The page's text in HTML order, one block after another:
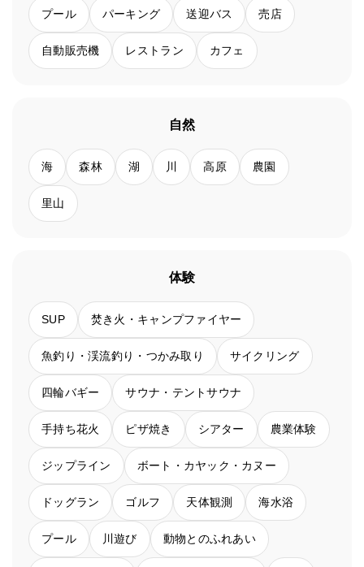
プール パーキング 送迎バス 売店
自動販売機 レストラン カフェ
自然
海 森林 湖 川 高原 農園
里山
体験
SUP 焚き火・キャンプファイヤー
魚釣り・渓流釣り・つかみ取り サイクリング
四輪バギー サウナ・テントサウナ
手持ち花火 ピザ焼き シアター 農業体験
ジップライン ボート・カヤック・カヌー
ドッグラン ゴルフ 天体観測 海水浴
プール 川遊び 動物とのふれあい